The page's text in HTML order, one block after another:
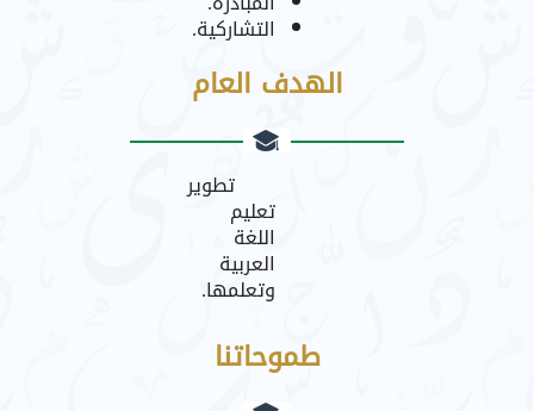
التشاركية.
الهدف العام
تطوير
تعليم
اللغة
العربية
وتعلمها.
طموحاتنا